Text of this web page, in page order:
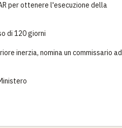
per ottenere l'esecuzione della
di 120 giorni
inerzia, nomina un commissario ad